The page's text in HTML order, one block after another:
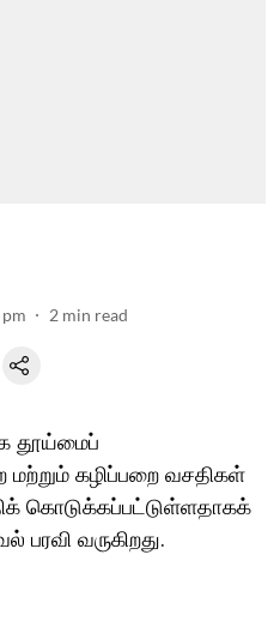
2 min read
தூய்மைப்
கழிப்பறை வசதிகள்
கொடுக்கப்பட்டுள்ளதாகக்
பரவி வருகிறது.